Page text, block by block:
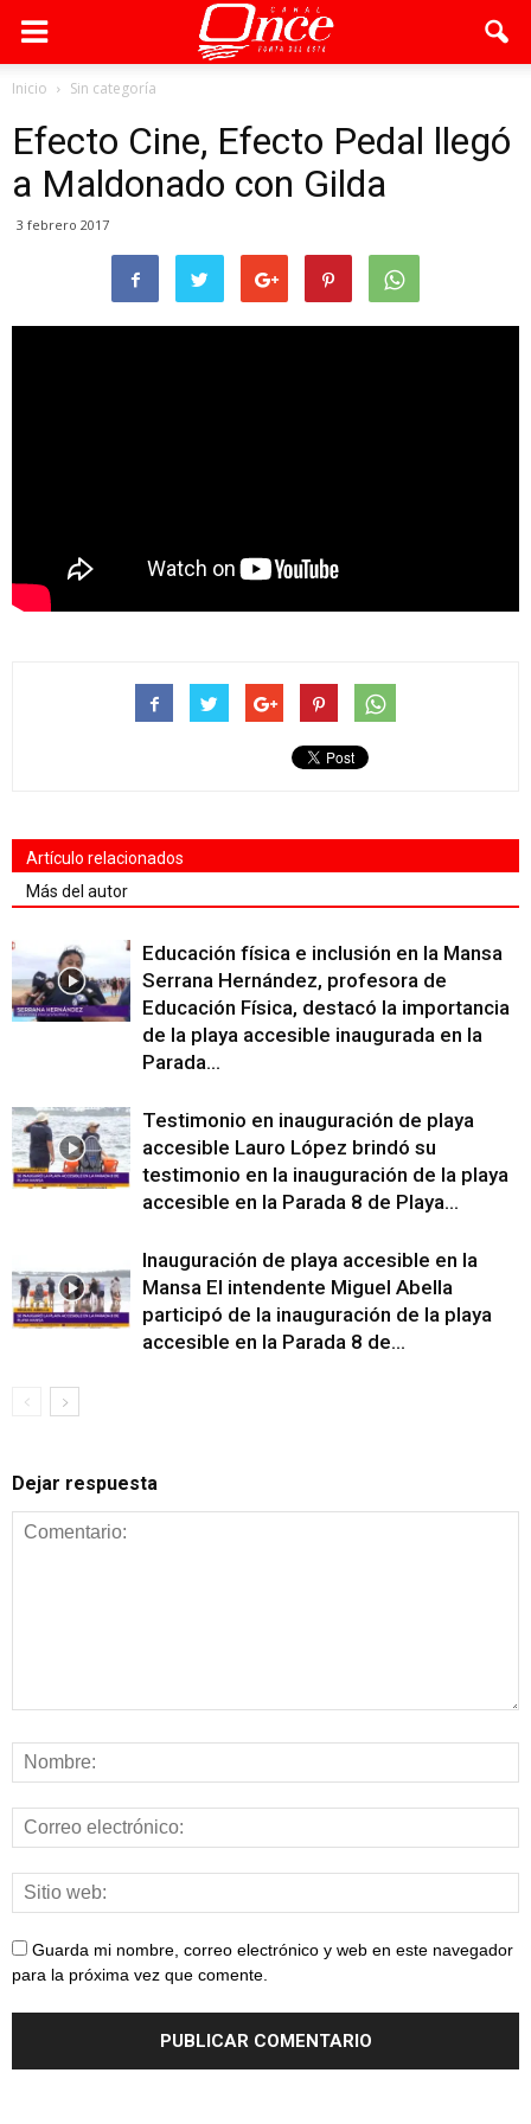
Inicio Sin categoría
Efecto Cine, Efecto Pedal llegó
a Maldonado con Gilda
3 febrero 2017
Artículo relacionados
Más del autor
Educación física e inclusión en la Mansa
Serrana Hernández, profesora de
Educación Física, destacó la importancia
de la playa accesible inaugurada en la
Parada...
Testimonio en inauguración de playa
accesible Lauro López brindó su
testimonio en la inauguración de la playa
accesible en la Parada 8 de Playa...
Inauguración de playa accesible en la
Mansa El intendente Miguel Abella
participó de la inauguración de la playa
accesible en la Parada 8 de...
Dejar respuesta
Guarda mi nombre, correo electrónico y web en este navegador
para la próxima vez que comente.